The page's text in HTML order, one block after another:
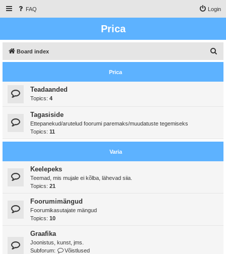
FAQ Login
Prica
Board index
e
Prica
Teadaanded
Topics: 4
Tagasiside
Ettepanekud/arutelud foorumi paremaks/muudatuste tegemiseks
Topics: 11
Varia
Keelepeks
Teemad, mis mujale ei kõlba, lähevad siia.
Topics: 21
Foorumimängud
Foorumikasutajate mängud
Topics: 10
Graafika
Joonistus, kunst, jms.
Subforum:
Võistlused